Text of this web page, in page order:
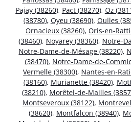
Pajay (38260), Pact (38270), Oz
(38780), Oyeu (38690), Oulles
Ornacieux (38260), Oris-en-
(38460), Noyarey (38360), Notre-
Notre-Dame-de-Mésage (38220),
(38470), Notre-Dame-de-
Vermelle (38300), Nantes-en-
(38160), Murianette (38420),
(38210), Morêtel-de-Mailles
Montseveroux (38122),
(38620), Montfalcon (38940),